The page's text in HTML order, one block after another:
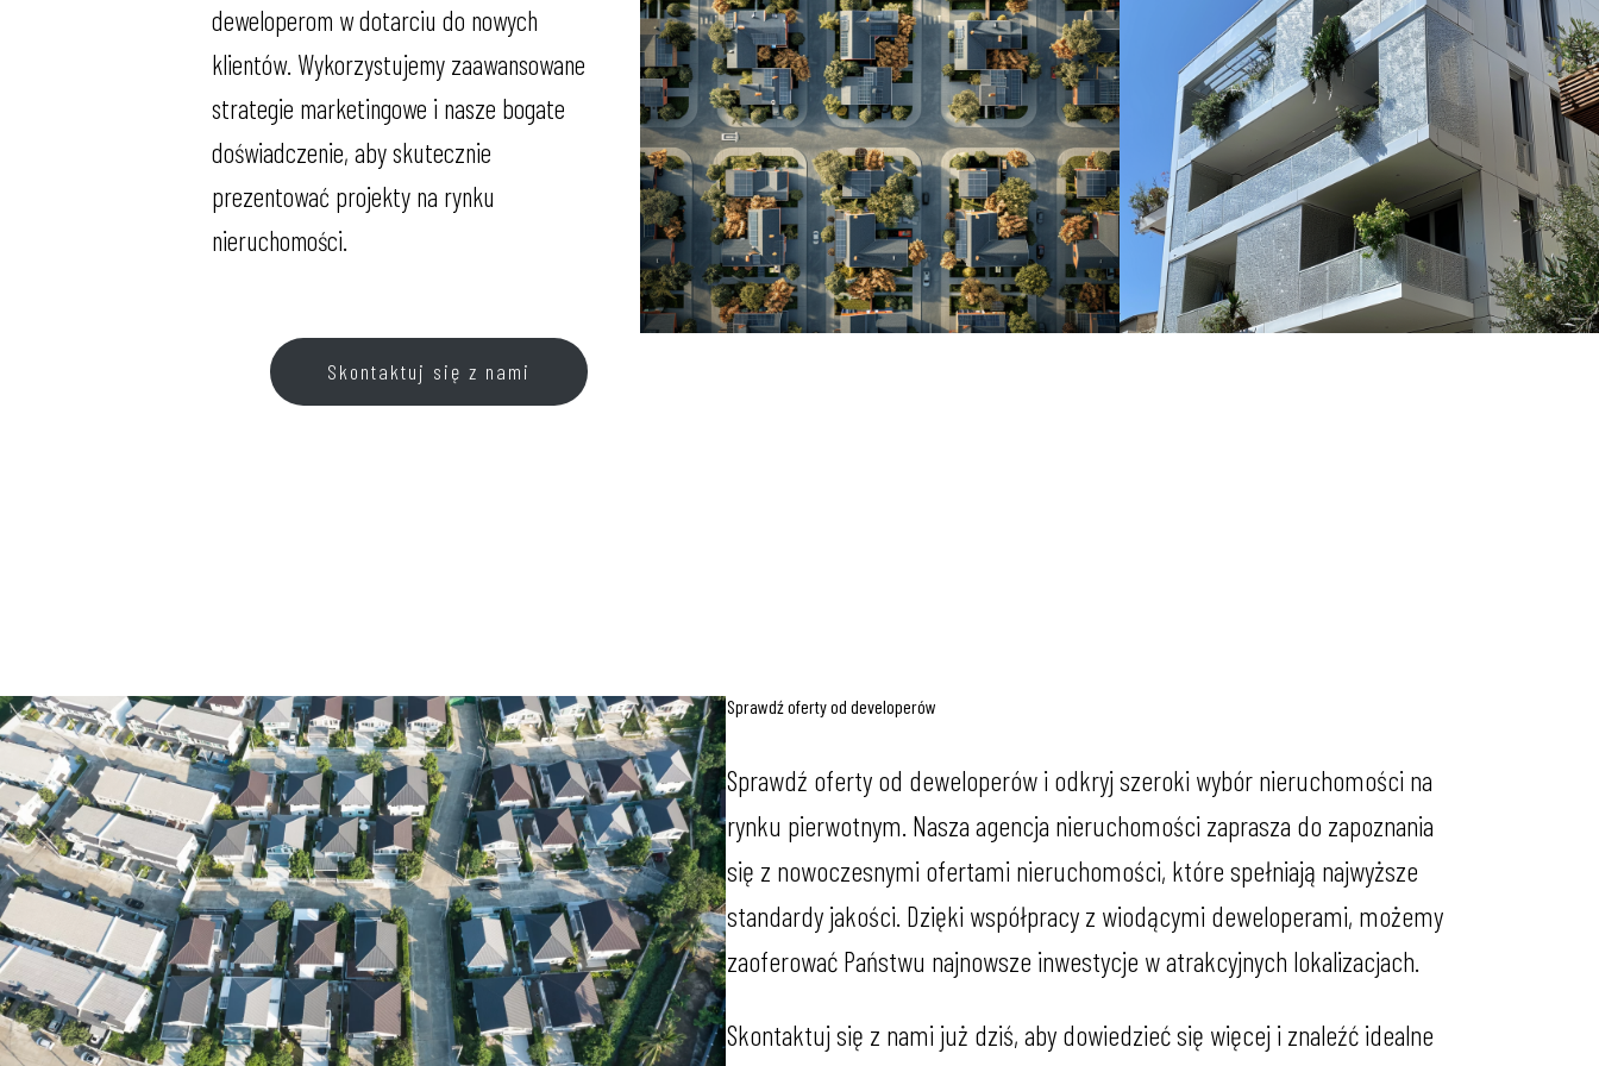
deweloperom w dotarciu do nowych
klientów. Wykorzystujemy zaawansowane
strategie marketingowe i nasze bogate
doświadczenie, aby skutecznie
prezentować projekty na rynku
nieruchomości.
Skontaktuj się z nami
Sprawdź oferty od developerów
Sprawdź oferty od deweloperów i odkryj szeroki wybór nieruchomości na
rynku pierwotnym. Nasza agencja nieruchomości zaprasza do zapoznania
się z nowoczesnymi ofertami nieruchomości, które spełniają najwyższe
standardy jakości. Dzięki współpracy z wiodącymi deweloperami, możemy
zaoferować Państwu najnowsze inwestycje w atrakcyjnych lokalizacjach.
Skontaktuj się z nami już dziś, aby dowiedzieć się więcej i znaleźć idealne